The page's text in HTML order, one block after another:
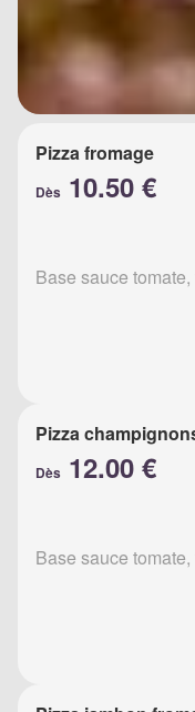
Pizza fromage
Dès 10.50 €
Base sauce
Pizza
Dès 12.00 €
Base sauce